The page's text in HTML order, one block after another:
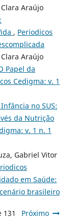
Araújo
, Periodicos
Araújo
Papel da
Cedigma: v. 1
no SUS:
da Nutrição
v. 1 n. 1
Gabriel Vitor
em Saúde:
brasileiro
131 Próximo